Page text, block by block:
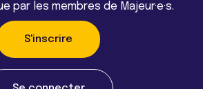
par les membres de Majeur·e·s.
S'inscrire